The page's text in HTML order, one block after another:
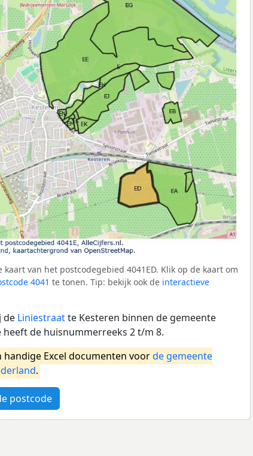
van het postcodegebied 4041ED. Klik op de kaart om
4041 te tonen. Tip: bekijk ook de interactieve
de Liniestraatte Kesteren binnen de gemeente
heeft de huisnummerreeks 2 t/m 8.
Excel documenten voorde gemeente
.
postcode